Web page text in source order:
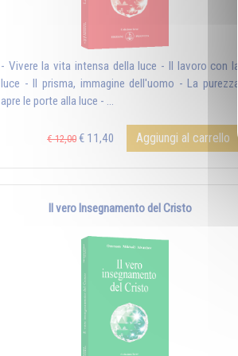
- Vivere la vita intensa della luce - Il lavoro con la
luce - Il prisma, immagine dell'uomo - La purezza
apre le porte alla luce - ...
€ 12,00 € 11,40 Aggiungi al carrello
Il vero Insegnamento del Cristo